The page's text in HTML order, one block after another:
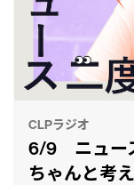
CLPラジオ
6/9 ニュー
ちゃんと考